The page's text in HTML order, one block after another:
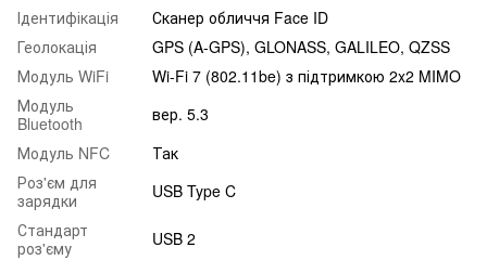
Ідентифікація
Сканер обличчя Face ID
Геолокація
GPS (A-GPS), GLONASS, GALILEO, QZSS
Модуль WiFi
Wi-Fi 7 (802.11be) з підтримкою 2x2 MIMO
Модуль
Bluetooth
вер. 5.3
Модуль NFC
Так
Роз'єм для
зарядки
USB Type C
Стандарт
роз'єму
USB 2